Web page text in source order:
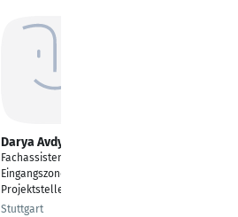
Darya Avdyeyeva
Fachassistentin in der
Eingangszone (SIE)
Projektstelle
Stuttgart